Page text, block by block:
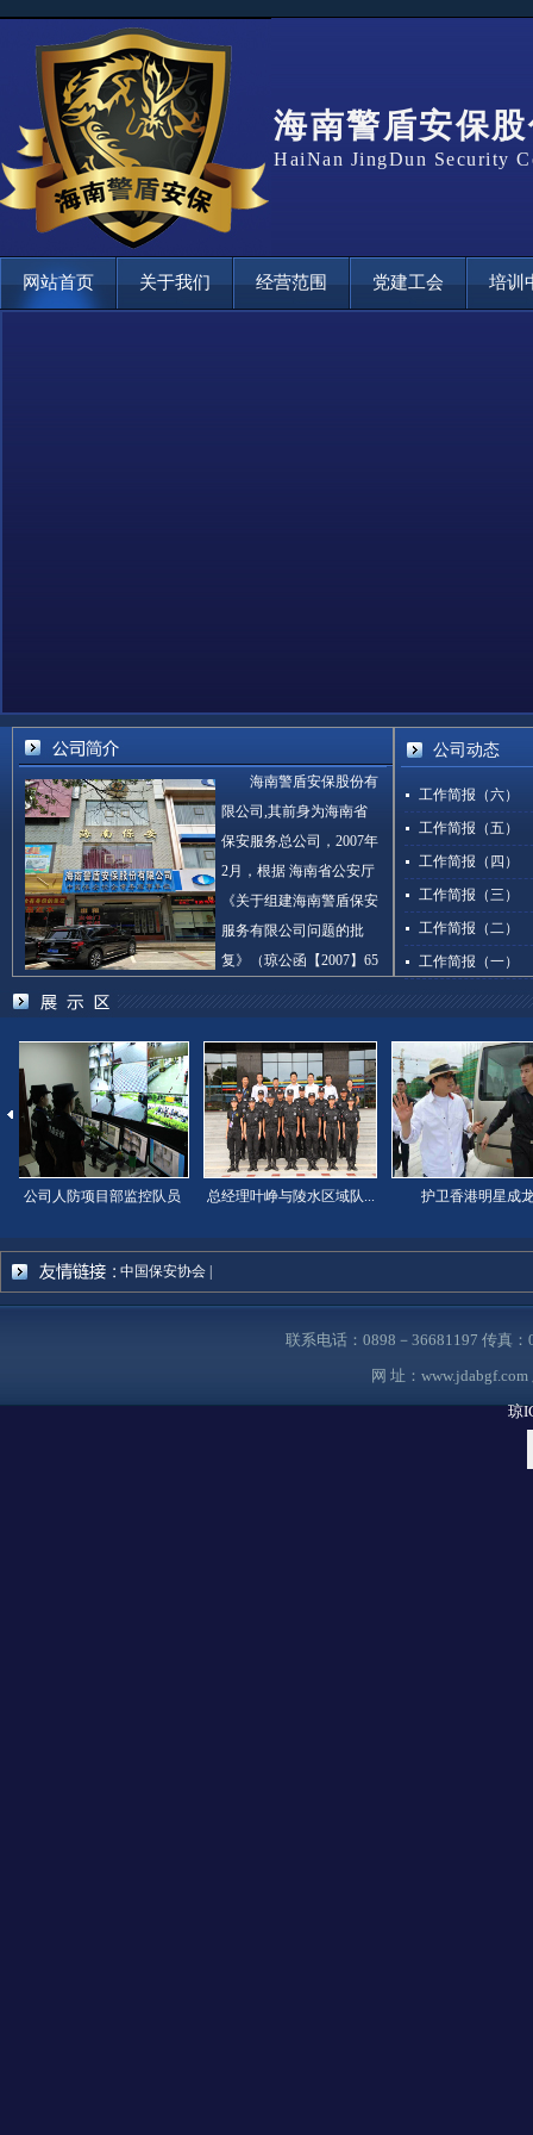
海南警盾安保
HaiNan JingDun Security
网站首页 关于我们 经营范围 党建工会 培训
海南警盾安保股份有
限公司,其前身为海南省
保安服务总公司，2007年
2月，根据 海南省公安厅
《关于组建海南警盾保安
服务有限公司问题的批
复》（琼公函【2007】65
号），为整合资源、便于管理，将原海南省保安服务总
详细]
公司动态
工作简报（六）
工作简报（五）
工作简报（四）
工作简报（三）
工作简报（二）
工作简报（一）
公司人防项目部监控队员 总经理叶峥与陵水区域队... 护卫香港明星成
中国保安协会
联系电话：0898－36681197 传真
网 址： www.jdabgf.com
琼